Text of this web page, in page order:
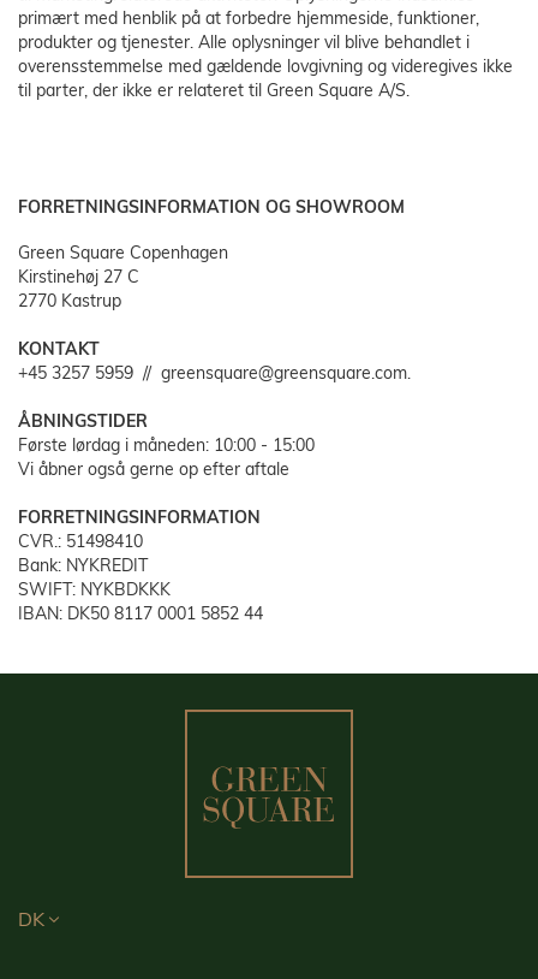
primært med henblik på at forbedre hjemmeside, funktioner,
produkter og tjenester. Alle oplysninger vil blive behandlet i
overensstemmelse med gældende lovgivning og videregives ikke
til parter, der ikke er relateret til Green Square A/S.
FORRETNINGSINFORMATION OG SHOWROOM
Green Square Copenhagen
Kirstinehøj 27 C
2770 Kastrup
KONTAKT
+45 3257 5959 // greensquare@greensquare.com.
ÅBNINGSTIDER
Første lørdag i måneden: 10:00 - 15:00
Vi åbner også gerne op efter aftale
FORRETNINGSINFORMATION
CVR.: 51498410
Bank: NYKREDIT
SWIFT: NYKBDKKK
IBAN: DK50 8117 0001 5852 44
DK